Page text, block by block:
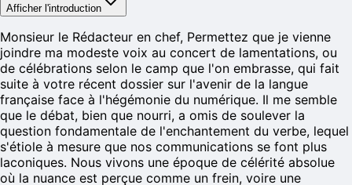
Afficher l'introduction
Monsieur le Rédacteur en chef, Permettez que je vienne
joindre ma modeste voix au concert de lamentations, ou
de célébrations selon le camp que l'on embrasse, qui fait
suite à votre récent dossier sur l'avenir de la langue
française face à l'hégémonie du numérique. Il me semble
que le débat, bien que nourri, a omis de soulever la
question fondamentale de l'enchantement du verbe, lequel
s'étiole à mesure que nos communications se font plus
laconiques. Nous vivons une époque de célérité absolue
où la nuance est perçue comme un frein, voire une